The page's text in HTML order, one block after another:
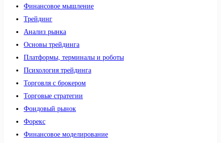
Финансовое мышление
Трейдинг
Анализ рынка
Основы трейдинга
Платформы, терминалы и роботы
Психология трейдинга
Торговля с брокером
Торговые стратегии
Фондовый рынок
Форекс
Финансовое моделирование